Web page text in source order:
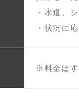
・水道、
・状況に
※料金はす